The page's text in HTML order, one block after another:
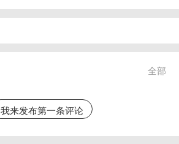
全部
我来发布第一条评论